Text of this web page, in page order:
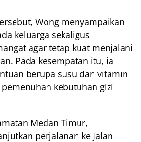
Wong menyampaikan
keluarga sekaligus
agar tetap kuat menjalani
Pada kesempatan itu, ia
berupa susu dan vitamin
kebutuhan gizi
Medan Timur,
perjalanan ke Jalan